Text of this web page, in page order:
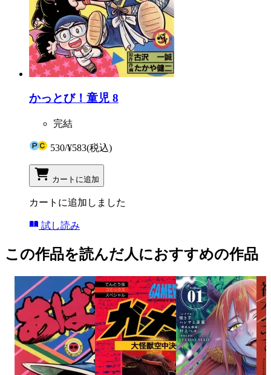
かっとび！童児 8
完結
530/¥583(税込)
カートに追加
カートに追加しました
試し読み
この作品を読んだ人におすすめの作品